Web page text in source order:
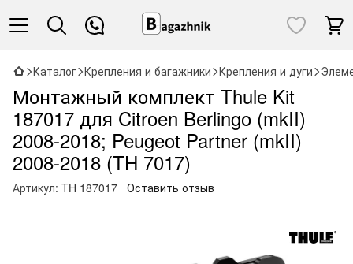
Каталог Крепления и багажники Крепления и дуги
Монтажный комплект Thule Kit
187017 для Citroen Berlingo (mkII)
2008-2018; Peugeot Partner (mkII)
2008-2018 (TH 7017)
Артикул: TH 187017 Оставить отзыв